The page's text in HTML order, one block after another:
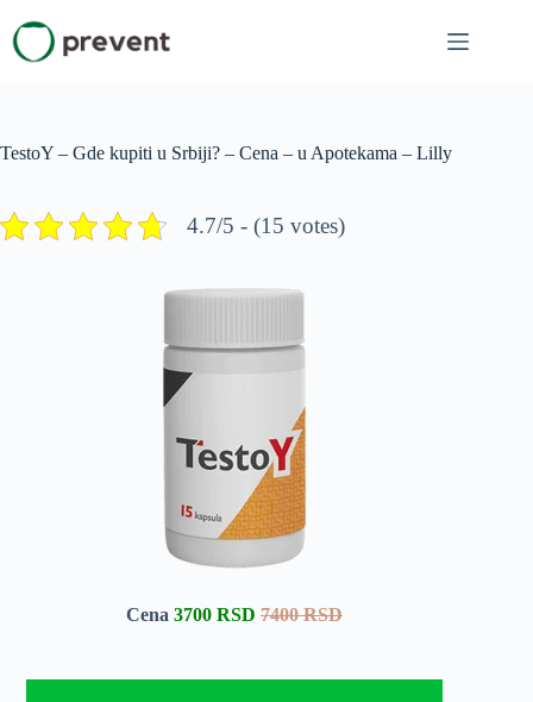
content
TestoY – Gde kupiti u Srbiji? – Cena – u Apotekama – Lilly
4.7/5 - (15 votes)
Cena3700 RSD 7400 RSD